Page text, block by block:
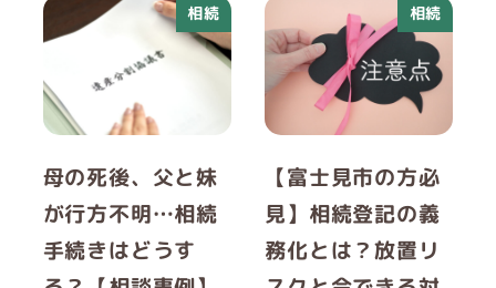
相続
母の死後、父と妹
が行方不明…相続
手続きはどうす
相続
【富士見市の方必
見】相続登記の義
務化とは？放置リ